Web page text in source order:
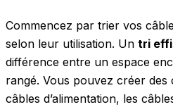
Commencez par trier vos
selon leur utilisation. Un tri
différence entre un espace
rangé. Vous pouvez créer des
câbles d’alimentation, les